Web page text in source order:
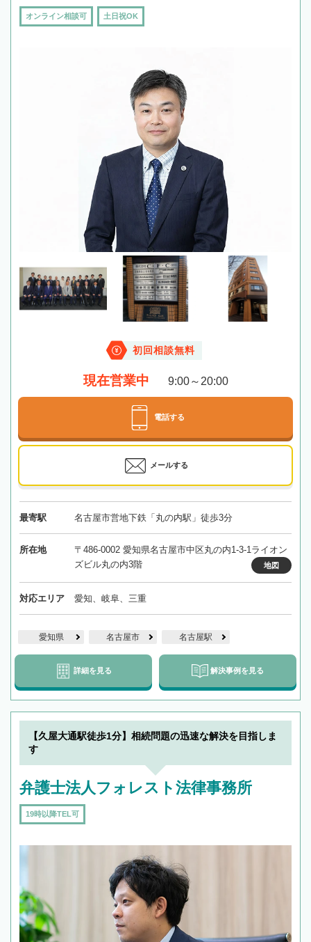
オンライン相談可 土日祝OK
初回相談無料
現在営業中 9:00～20:00
電話する
メールする
最寄駅 名古屋市営地下鉄「丸の内駅」徒歩3分
所在地
〒486-0002 愛知県名古屋市中区丸の内1-3-1ライオン
ズビル丸の内3階
地図
対応エリア 愛知、岐阜、三重
愛知県 名古屋市 名古屋駅
詳細を見る 解決事例を見る
【久屋大通駅徒歩1分】相続問題の迅速な解決を目指しま
す
弁護士法人フォレスト法律事務所
19時以降TEL可